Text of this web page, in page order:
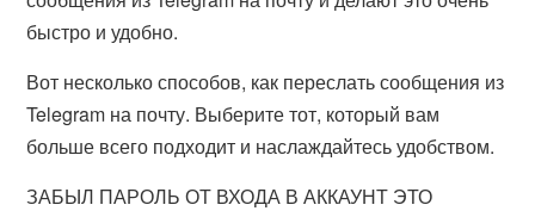
быстро и удобно.
Вот несколько способов, как переслать сообщения из
Telegram на почту. Выберите тот, который вам
больше всего подходит и наслаждайтесь удобством.
ЗАБЫЛ ПАРОЛЬ ОТ ВХОДА В АККАУНТ ЭТО